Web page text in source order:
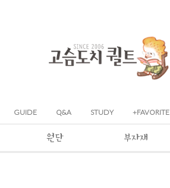
GUIDE Q&A STUDY +FAVORITE
원단 부자재